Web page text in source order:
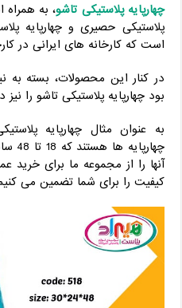
چهارپایه پلاستیکی تاشو، به همراه
پلاستیکی حصیری و چهارپایه
است که کارخانه های ایرانی در
در کنار این محصولات، بسته به
بود چهارپایه پلاستیکی تاشو را
به عنوان مثال چهارپایه
آنها را از مجموعه ما برای خرید
کیفیت را برای شما تضمین می